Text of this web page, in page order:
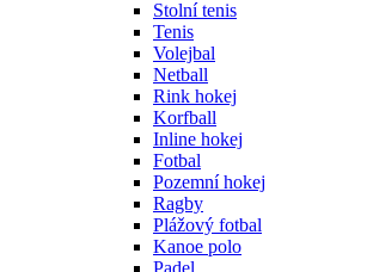
Stolní tenis
Tenis
Volejbal
Netball
Rink hokej
Korfball
Inline hokej
Fotbal
Pozemní hokej
Ragby
Plážový fotbal
Kanoe polo